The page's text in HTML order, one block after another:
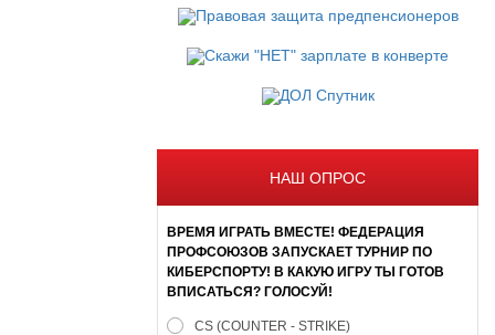
НАШ ОПРОС
ВРЕМЯ ИГРАТЬ ВМЕСТЕ! ФЕДЕРАЦИЯ
ПРОФСОЮЗОВ ЗАПУСКАЕТ ТУРНИР ПО
КИБЕРСПОРТУ! В КАКУЮ ИГРУ ТЫ ГОТОВ
ВПИСАТЬСЯ? ГОЛОСУЙ!
CS (COUNTER - STRIKE)